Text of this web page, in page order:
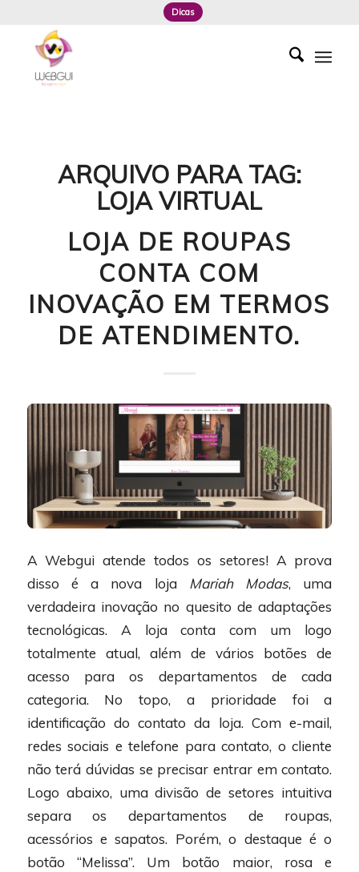
Dicas
ARQUIVO PARA TAG:
LOJA VIRTUAL
LOJA DE ROUPAS
CONTA COM
INOVAÇÃO EM TERMOS
DE ATENDIMENTO.
A Webgui atende todos os setores! A prova
disso é a nova loja Mariah Modas, uma
verdadeira inovação no quesito de adaptações
tecnológicas. A loja conta com um logo
totalmente atual, além de vários botões de
acesso para os departamentos de cada
categoria. No topo, a prioridade foi a
identificação do contato da loja. Com e-mail,
redes sociais e telefone para contato, o cliente
não terá dúvidas se precisar entrar em contato.
Logo abaixo, uma divisão de setores intuitiva
separa os departamentos de roupas,
acessórios e sapatos. Porém, o destaque é o
botão “Melissa”. Um botão maior, rosa e